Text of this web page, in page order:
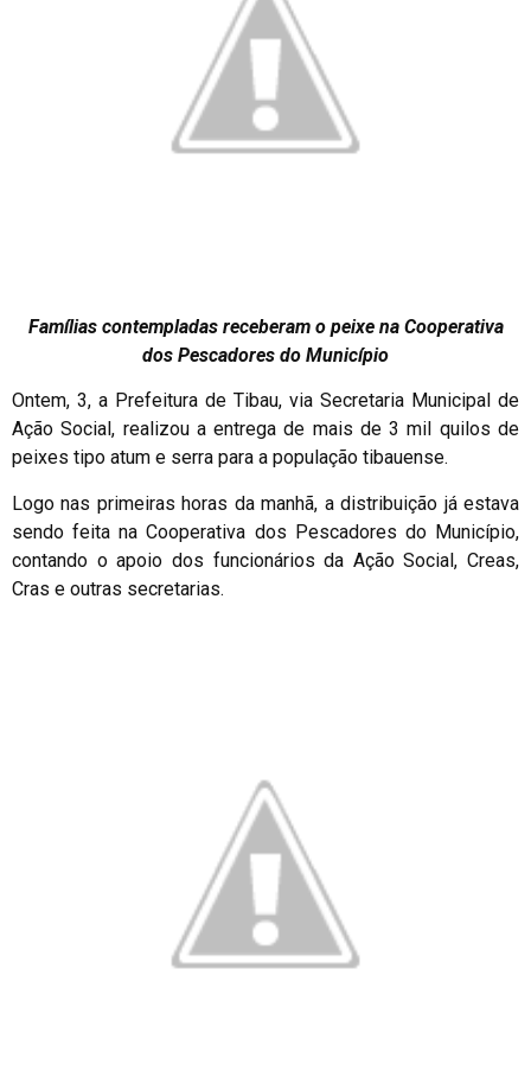
Famílias contempladas receberam o peixe na Cooperativa
dos Pescadores do Município
Ontem, 3, a Prefeitura de Tibau, via Secretaria Municipal de
Ação Social, realizou a entrega de mais de 3 mil quilos de
peixes tipo atum e serra para a população tibauense.
Logo nas primeiras horas da manhã, a distribuição já estava
sendo feita na Cooperativa dos Pescadores do Município,
contando o apoio dos funcionários da Ação Social, Creas,
Cras e outras secretarias.